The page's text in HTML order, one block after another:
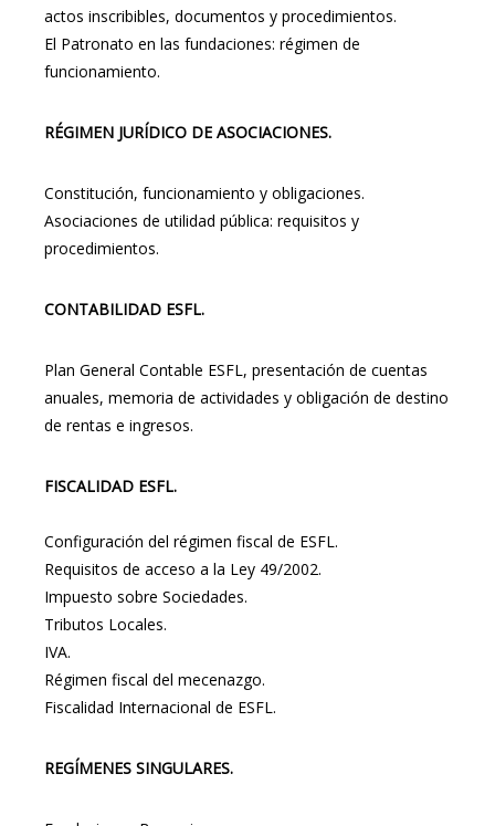
actos inscribibles, documentos y procedimientos.
El Patronato en las fundaciones: régimen de
funcionamiento.
RÉGIMEN JURÍDICO DE ASOCIACIONES.
Constitución, funcionamiento y obligaciones.
Asociaciones de utilidad pública: requisitos y
procedimientos.
CONTABILIDAD ESFL.
Plan General Contable ESFL, presentación de cuentas
anuales, memoria de actividades y obligación de destino
de rentas e ingresos.
FISCALIDAD ESFL.
Configuración del régimen fiscal de ESFL.
Requisitos de acceso a la Ley 49/2002.
Impuesto sobre Sociedades.
Tributos Locales.
IVA.
Régimen fiscal del mecenazgo.
Fiscalidad Internacional de ESFL.
REGÍMENES SINGULARES.